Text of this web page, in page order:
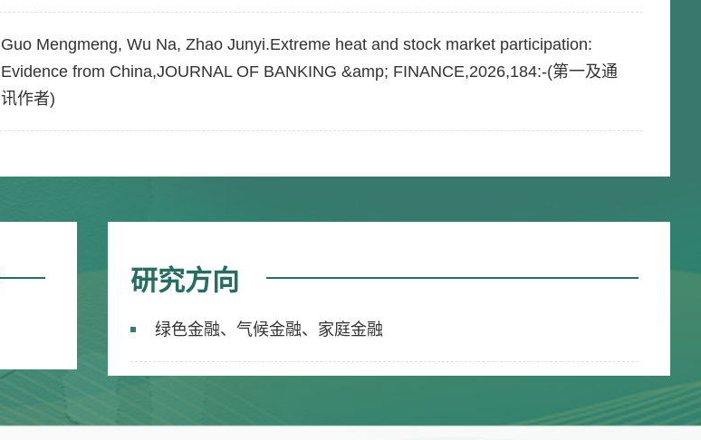
Guo Mengmeng, Wu Na, Zhao Junyi.Extreme heat and stock market participation:
Evidence from China,JOURNAL OF BANKING &amp; FINANCE,2026,184:-(第一及通
讯作者)
研究方向
绿色金融、气候金融、家庭金融